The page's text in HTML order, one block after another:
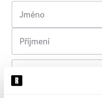
Jméno
Příjmení
Ulice